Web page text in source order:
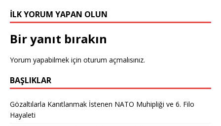
İLK YORUM YAPAN OLUN
Bir yanıt bırakın
Yorum yapabilmek için oturum açmalısınız.
BAŞLIKLAR
Gözaltılarla Kanıtlanmak İstenen NATO Muhipliği ve 6. Filo
Hayaleti